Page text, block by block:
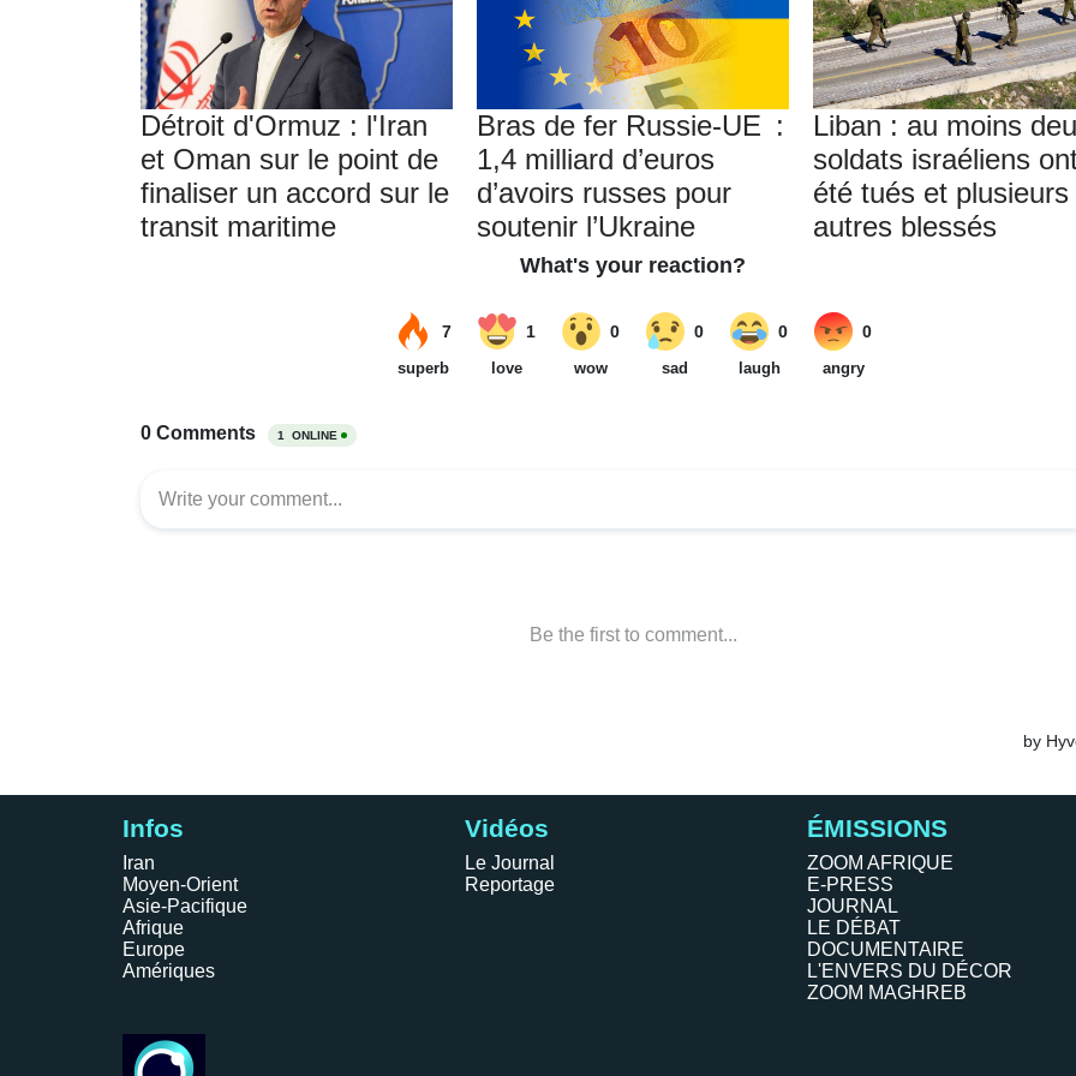
Détroit d'Ormuz : l'Iran
et Oman sur le point de
finaliser un accord sur le
transit maritime
Bras de fer Russie-UE :
1,4 milliard d’euros
d’avoirs russes pour
soutenir l’Ukraine
Liban : au moins
soldats israéliens
été tués et plusieurs
autres blessés
Infos
Iran
Moyen-Orient
Asie-Pacifique
Afrique
Europe
Amériques
Vidéos
Le Journal
Reportage
ÉMISSIONS
ZOOM AFRIQUE
E-PRESS
JOURNAL
LE DÉBAT
DOCUMENTAIRE
L'ENVERS DU DÉCOR
ZOOM MAGHREB